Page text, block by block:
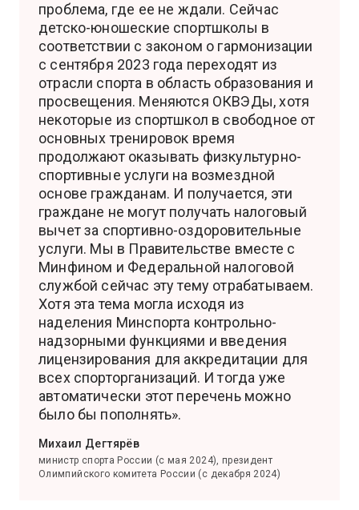
проблема, где ее не ждали. Сейчас
детско-юношеские спортшколы в
соответствии с законом о гармонизации
с сентября 2023 года переходят из
отрасли спорта в область образования и
просвещения. Меняются ОКВЭДы, хотя
некоторые из спортшкол в свободное от
основных тренировок время
продолжают оказывать физкультурно-
спортивные услуги на возмездной
основе гражданам. И получается, эти
граждане не могут получать налоговый
вычет за спортивно-оздоровительные
услуги. Мы в Правительстве вместе с
Минфином и Федеральной налоговой
службой сейчас эту тему отрабатываем.
Хотя эта тема могла исходя из
наделения Минспорта контрольно-
надзорными функциями и введения
лицензирования для аккредитации для
всех спорторганизаций. И тогда уже
автоматически этот перечень можно
было бы пополнять».
Михаил Дегтярёв
министр спорта России (с мая 2024), президент
Олимпийского комитета России (с декабря 2024)